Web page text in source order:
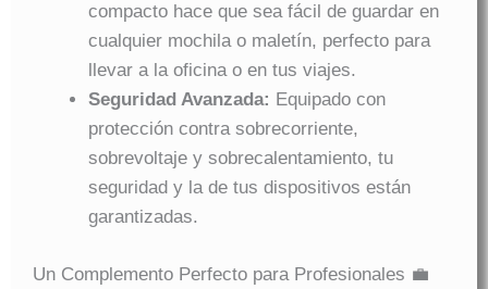
compacto hace que sea fácil de guardar en
cualquier mochila o maletín, perfecto para
llevar a la oficina o en tus viajes.
Seguridad Avanzada: Equipado con
protección contra sobrecorriente,
sobrevoltaje y sobrecalentamiento, tu
seguridad y la de tus dispositivos están
garantizadas.
Un Complemento Perfecto para Profesionales 💼